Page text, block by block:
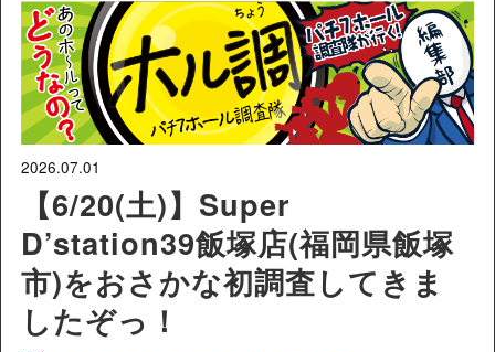
2026.07.01
【6/20(土)】Super
D’station39飯塚店(福岡県飯塚
市)をおさかな初調査してきま
したぞっ！